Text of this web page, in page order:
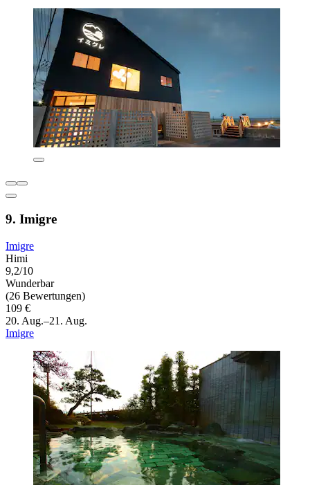
9. Imigre
Imigre
Himi
9,2/10
Wunderbar
(26 Bewertungen)
109 €
20. Aug.–21. Aug.
Imigre